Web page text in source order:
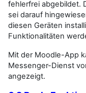
fehlerfrei abgebildet.
sei darauf
diesen Geräten
Funktionalitäten
Mit der Moodle-App
Messenger-Dienst
angezeigt.